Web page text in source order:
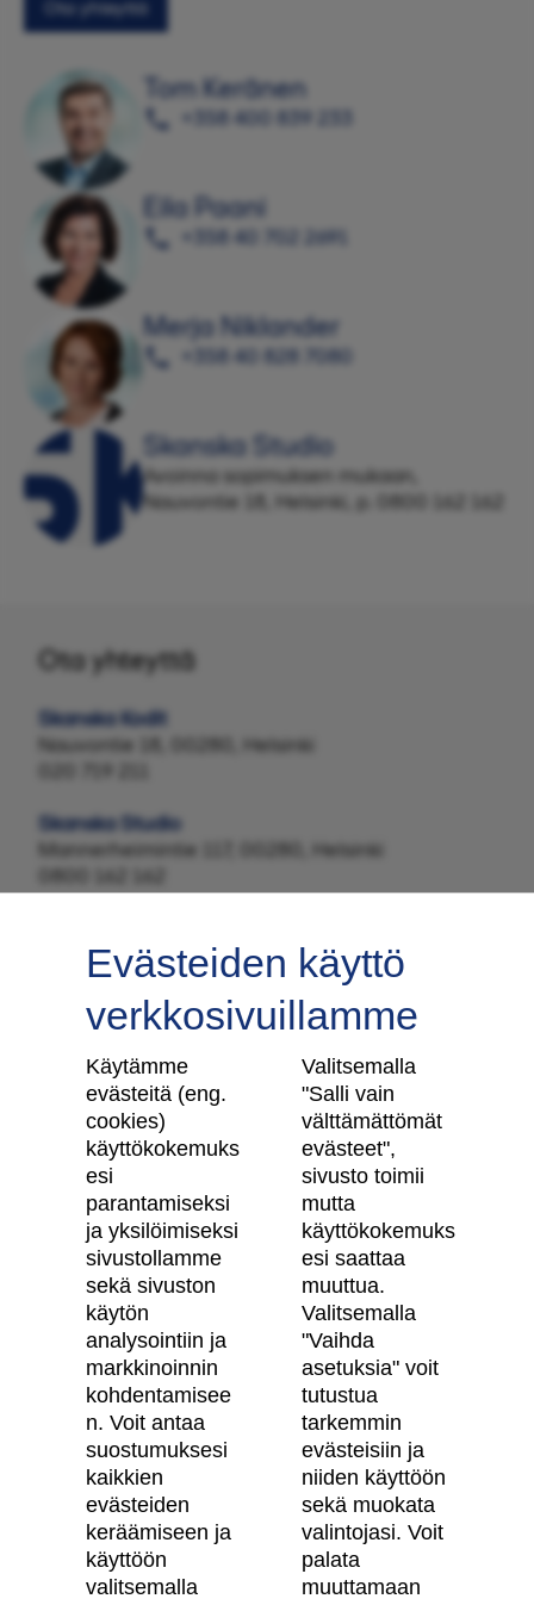
Ota yhteyttä
Tom Keränen
+358 400 839 233
Eila Paani
+358 40 702 2691
Merja Niklander
+358 40 828 7080
Skanska Studio
Avoinna sopimuksen mukaan,
Nauvontie 18, Helsinki, p. 0800 162 162
Ota yhteyttä
Skanska Kodit
Nauvontie 18, 00280, Helsinki
Skanska Studio
Mannerheimintie 117, 00280, Helsinki
0800 162 162
Tilaa uutiskirje
Skanska Kodit
Artikkelit
Digitaalinen asuntokauppa
Asiakkaiden kokemuksia meistä
Vastuullisuus
Tietosuojaseloste
Käyttöehdot
Evästeasetukset
Saavutettavuusseloste
Evästeiden käyttö
verkkosivuillamme
Käytämme
evästeitä (eng.
cookies)
käyttökokemuks
esi
parantamiseksi
ja yksilöimiseksi
sivustollamme
sekä sivuston
käytön
analysointiin ja
markkinoinnin
kohdentamisee
n. Voit antaa
suostumuksesi
kaikkien
evästeiden
keräämiseen ja
käyttöön
valitsemalla
Valitsemalla
"Salli vain
välttämättömät
evästeet",
sivusto toimii
mutta
käyttökokemuks
esi saattaa
muuttua.
Valitsemalla
"Vaihda
asetuksia" voit
tutustua
tarkemmin
evästeisiin ja
niiden käyttöön
sekä muokata
valintojasi. Voit
palata
muuttamaan